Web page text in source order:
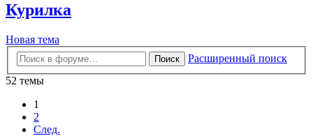
Курилка
Новая тема
Поиск
Расширенный поиск
52 темы
1
2
След.